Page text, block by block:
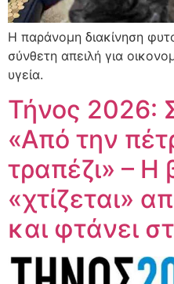
Η παράνομη διακίνηση
σύνθετη απειλή για
υγεία.
Τήνος 2026:
«Από την
τραπέζι» – Η
«χτίζεται»
και φτάνει